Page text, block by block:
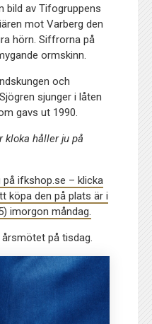
bild av Tifogruppens
mot Varberg den
hörn. Siffrorna på
ormskinn.
och
sjunger i låten
gavs ut 1990.
kloka håller ju på
ifkshop.se – klicka
köpa den på plats är i
imorgon måndag.
på tisdag.